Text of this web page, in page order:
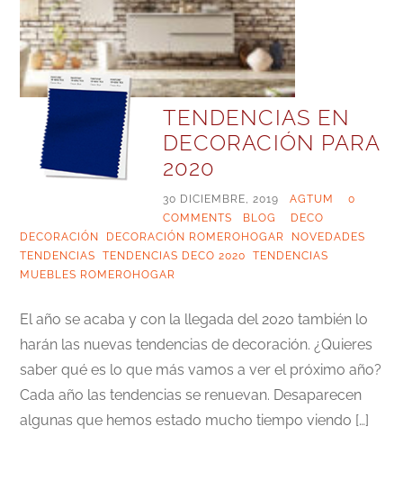
TENDENCIAS EN
DECORACIÓN PARA
2020
30 DICIEMBRE, 2019 AGTUM
0
COMMENTS
BLOG DECO
DECORACIÓN
DECORACIÓN ROMEROHOGAR NOVEDADES
TENDENCIAS
,TENDENCIAS DECO 2020 ,TENDENCIAS
MUEBLES ROMEROHOGAR
El año se acaba y con la llegada del 2020 también lo
harán las nuevas tendencias de decoración. ¿Quieres
saber qué es lo que más vamos a ver el próximo año?
Cada año las tendencias se renuevan. Desaparecen
algunas que hemos estado mucho tiempo viendo […]